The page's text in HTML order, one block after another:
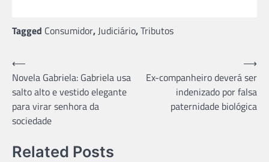
Tagged Consumidor, Judiciário,Tributos
Navegação
de
Post
⟵
Novela Gabriela: Gabriela usa
salto alto e vestido elegante
para virar senhora da
sociedade
Ex-companheiro deverá ser
indenizado por falsa
paternidade biológica
⟶
Related Posts